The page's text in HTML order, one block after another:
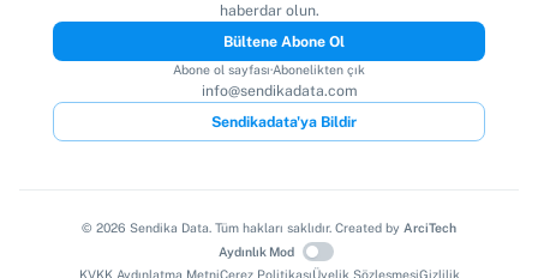
haberdar olun.
Bültene Abone Ol
Abone ol sayfası·Abonelikten çık
info@sendikadata.com
Sendikadata'ya Bildir
© 2026 Sendika Data. Tüm hakları saklıdır. Created by ArciTech
Aydınlık Mod
KVKK Aydınlatma MetniÇerez PolitikasıÜyelik SözleşmesiGizlilik